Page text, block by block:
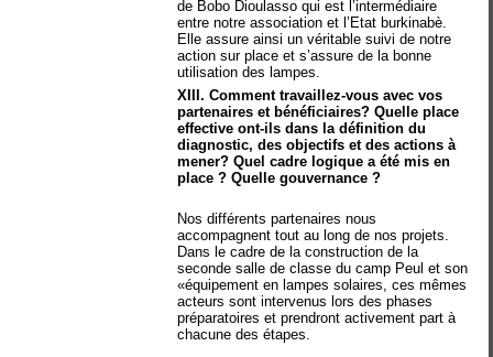
de Bobo Dioulasso qui est l’intermédiaire
entre notre association et l’Etat burkinabè.
Elle assure ainsi un véritable suivi de notre
action sur place et s’assure de la bonne
utilisation des lampes.
XIII. Comment travaillez-vous avec vos
partenaires et bénéficiaires? Quelle place
effective ont-ils dans la définition du
diagnostic, des objectifs et des actions à
mener? Quel cadre logique a été mis en
place ? Quelle gouvernance ?
Nos différents partenaires nous
accompagnent tout au long de nos projets.
Dans le cadre de la construction de la
seconde salle de classe du camp Peul et son
«équipement en lampes solaires, ces mêmes
acteurs sont intervenus lors des phases
préparatoires et prendront activement part à
chacune des étapes.